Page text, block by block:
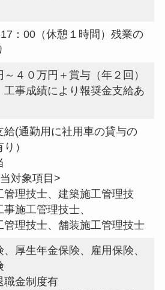
：00（休憩１時間）残業の
～４０万円＋賞与（年２回）
事成績により報奨金支給あ
給(通勤用に社用車の貸与の
）
対象項目>
管理技士、建築施工管理技
施工管理技士、
管理技士、舗装施工管理技士
、厚生年金保険、雇用保険、
職金制度有